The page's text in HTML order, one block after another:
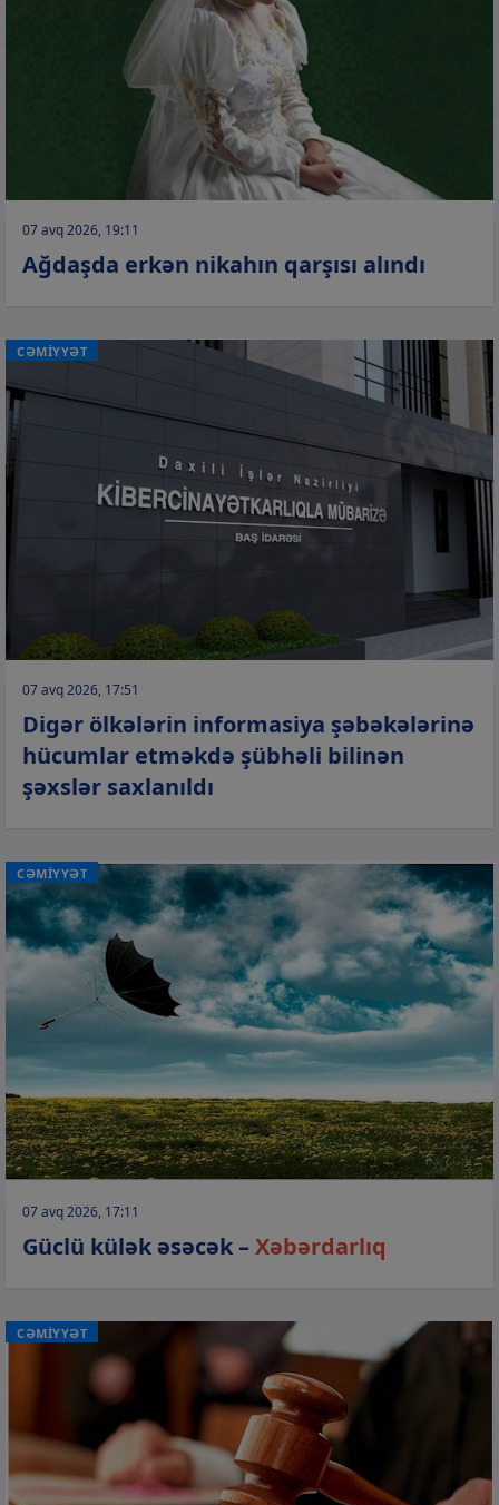
07 avq 2026, 19:11
Ağdaşda erkən nikahın qarşısı alındı
CƏMİYYƏT
07 avq 2026, 17:51
Digər ölkələrin informasiya şəbəkələrinə
hücumlar etməkdə şübhəli bilinən
şəxslər saxlanıldı
CƏMİYYƏT
07 avq 2026, 17:11
Güclü külək əsəcək –Xəbərdarlıq
CƏMİYYƏT